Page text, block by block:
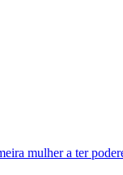
mulher a ter